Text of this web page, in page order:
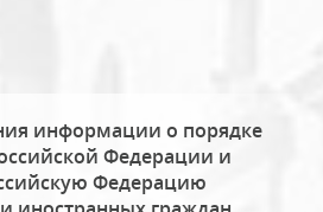
информации о порядке
Федерации и
Федерацию